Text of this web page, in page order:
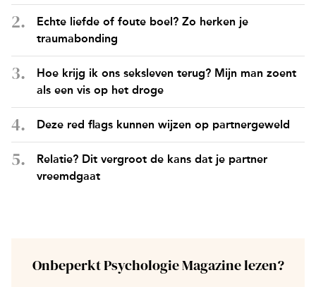
Echte liefde of foute boel? Zo herken je
traumabonding
Hoe krijg ik ons seksleven terug? Mijn man zoent
als een vis op het droge
Deze red flags kunnen wijzen op partnergeweld
Relatie? Dit vergroot de kans dat je partner
vreemdgaat
Onbeperkt Psychologie Magazine lezen?